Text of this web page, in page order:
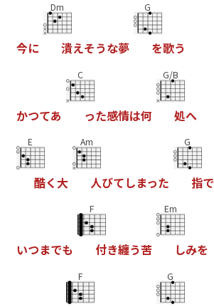
今に
Dm
潰えそうな夢
G
を歌う
かつてあ
C
った感情は何
G/B
処へ
E
酷く大
Am
人びてしまった
G
指で
いつまでも
F
付き纏う苦
Em
しみを
F G